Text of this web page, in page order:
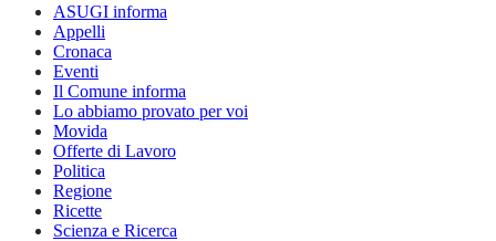
ASUGI informa
Appelli
Cronaca
Eventi
Il Comune informa
Lo abbiamo provato per voi
Movida
Offerte di Lavoro
Politica
Regione
Ricette
Scienza e Ricerca